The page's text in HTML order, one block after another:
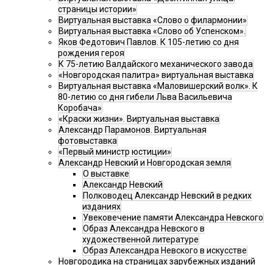
страницы истории»
Виртуальная выставка «Слово о филармонии»
Виртуальная выставка «Слово об Успенском».
Яков Федотович Павлов. К 105-летию со дня
рождения героя
К 75-летию Валдайского механического завода
«Новгородская палитра» виртуальная выставка
Виртуальная выставка «Маловишерский волк». К
80-летию со дня гибели Льва Васильевича
Коробача»
«Краски жизни». Виртуальная выставка
Александр Парамонов. Виртуальная
фотовыставка
«Первый министр юстиции»
Александр Невский и Новгородская земля
О выставке
Александр Невский
Полководец Александр Невский в редких
изданиях
Увековечение памяти Александра Невского
Образ Александра Невского в
художественной литературе
Образ Александра Невского в искусстве
Новгородика на страницах зарубежных изданий